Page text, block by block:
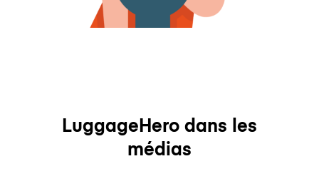
LuggageHero dans les
médias